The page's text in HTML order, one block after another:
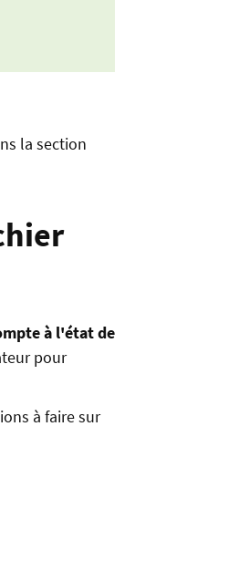
la section
à l'état de
pour
à faire sur